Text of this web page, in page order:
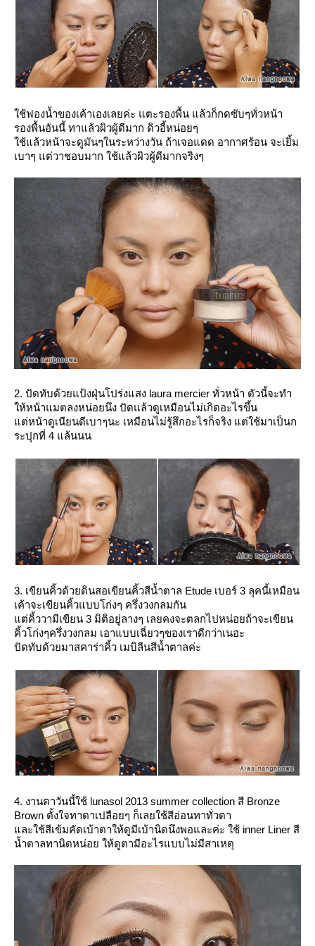
ช้ฟองน้ำของเค้าเองเลยค่ะ แตะรองพื้น แล้วก็กดซับๆทั่วหน้า
รองพื้นอันนี้ ทาแล้วผิวผู้ดีมาก ดิวอี้หน่อยๆ
ช้แล้วหน้าจะดูมันๆในระหว่างวัน ถ้าเจอแดด อากาศร้อน จะเยิ้ม
เบาๆ แต่วาชอบมาก ใช้แล้วผิวผู้ดีมากจริงๆ
2. ปัดทับด้วยแป้งฝุ่นโปร่งแสง laura mercier ทั่วหน้า ตัวนี้จะทำ
ห้หน้าแมตลงหน่อยนึง ปัดแล้วดูเหมือนไม่เกิดอะไรขึ้น
ต่หน้าดูเนียนดีเบาๆนะ เหมือนไม่รู้สึกอะไรก็จริง แต่ใช้มาเป็นก
ระปุกที่ 4 แล้นนน
3. เขียนคิ้วด้วยดินสอเขียนคิ้วสีน้ำตาล Etude เบอร์ 3 ลุคนี้เหมือน
เค้าจะเขียนคิ้วแบบโก่งๆ ครึ่งวงกลมกัน
ต่คิ้ววามีเขียน 3 มิติอยู่ลางๆ เลยคงจะตลกไปหน่อยถ้าจะเขียน
คิ้วโก่งๆครึ่งวงกลม เอาแบบเฉี่ยวๆของเราดีกว่าเนอะ
ปัดทับด้วยมาสคาร่าคิ้ว เมบิลีนสีน้ำตาลค่ะ
4. งานตาวันนี้ใช้ lunasol 2013 summer collection สี Bronze
Brown ตั้งใจทาตาเปลือยๆ ก็เลยใช้สีอ่อนทาทั่วตา
ละใช้สีเข้มคัดเบ้าตาให้ดูมีเบ้านิดนึงพอและค่ะ ใช้ inner Liner สี
น้ำตาลทานิดหน่อย ให้ดูตามีอะไรแบบไม่มีสาเหตุ